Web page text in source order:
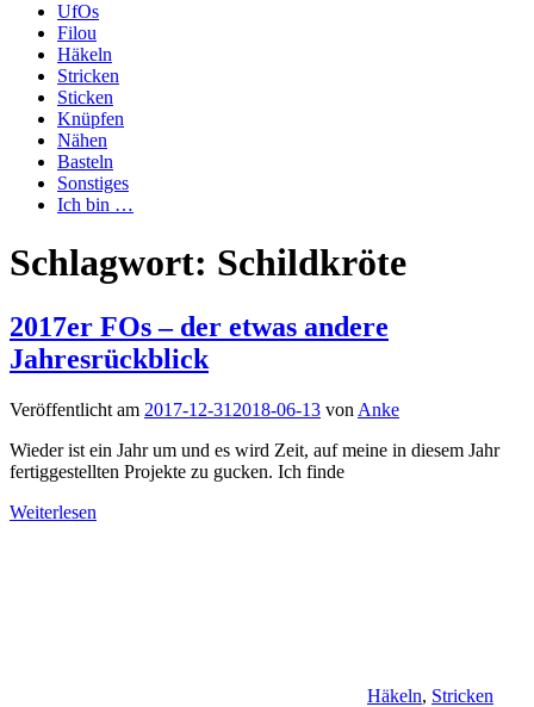
UfOs
Filou
Häkeln
Stricken
Sticken
Knüpfen
Nähen
Basteln
Sonstiges
Ich bin …
Schlagwort: Schildkröte
2017er FOs – der etwas andere
Jahresrückblick
Veröffentlicht am 2017-12-31 2018-06-13 von Anke
Wieder ist ein Jahr um und es wird Zeit, auf meine in diesem Jahr
fertiggestellten Projekte zu gucken. Ich finde
Weiterlesen
Häkeln, Stricken